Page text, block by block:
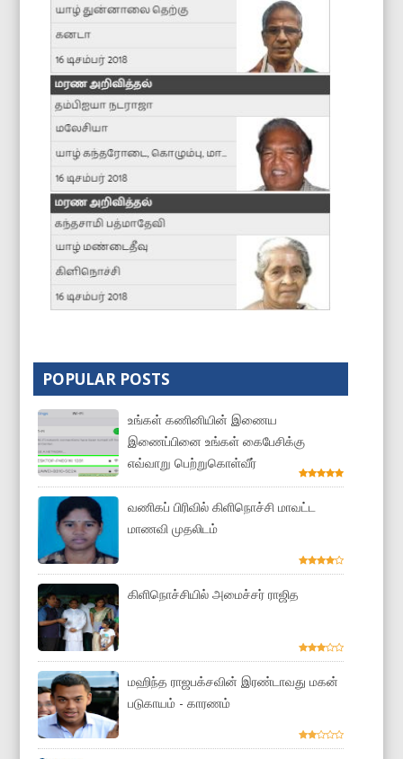
POPULAR POSTS
உங்கள் கணினியின் இணைய
இணைப்பினை உங்கள் கைபேசிக்கு
எவ்வாறு பெற்றுகொள்வீர்
வணிகப் பிரிவில் கிளிநொச்சி மாவட்ட
மாணவி முதலிடம்
கிளிநொச்சியில் அமைச்சர் ராஜித
மஹிந்த ராஜபக்சவின் இரண்டாவது மகன்
படுகாயம் - காரணம்